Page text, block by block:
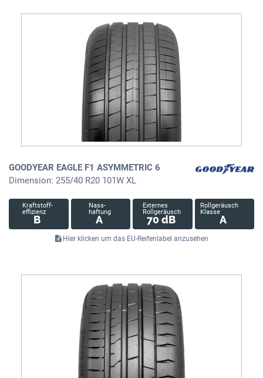
GOODYEAR EAGLE F1 ASYMMETRIC 6
Dimension: 255/40 R20 101W XL
Kraftstoff-
effizienz
B
Nass-
haftung
A
Externes
Rollgeräusch
70 dB
Rollgeräusch
Klasse
A
Hier klicken um das EU-Reifenlabel anzusehen